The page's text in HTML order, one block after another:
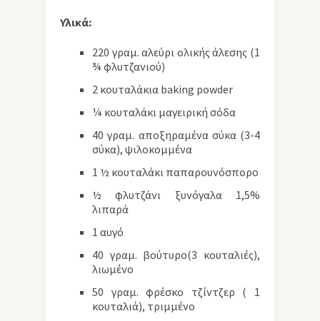
Υλικά:
220 γραμ. αλεύρι ολικής άλεσης (1
¾ φλυτζανιού)
2 κουταλάκια baking powder
¼ κουταλάκι μαγειρική σόδα
40 γραμ. αποξηραμένα σύκα (3-4
σύκα), ψιλοκομμένα
1 ½ κουταλάκι παπαρουνόσπορο
½ φλυτζάνι ξυνόγαλα 1,5%
λιπαρά
1 αυγό
40 γραμ. βούτυρο(3 κουταλιές),
λιωμένο
50 γραμ. φρέσκο τζίντζερ ( 1
κουταλιά), τριμμένο